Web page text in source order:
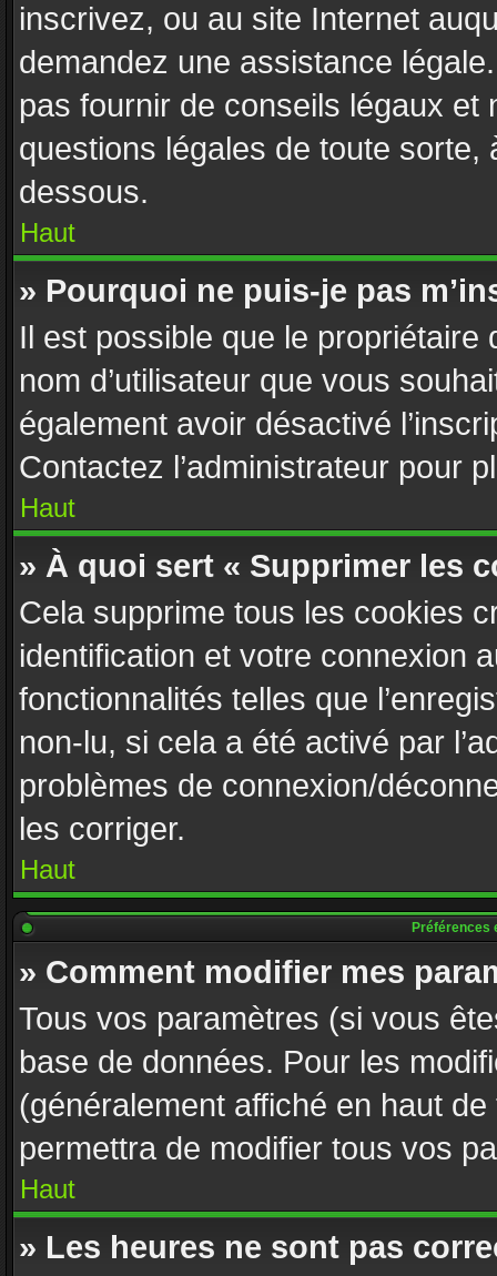
inscrivez, ou au site Internet
demandez une assistance
pas fournir de conseils légaux
questions légales de toute sorte,
dessous.
Haut
» Pourquoi ne puis-je pas
Il est possible que le propriétaire
nom d’utilisateur que vous
également avoir désactivé
Contactez l’administrateur pour
Haut
» À quoi sert « Supprimer les
Cela supprime tous les cookies
identification et votre connexion
fonctionnalités telles que
non-lu, si cela a été activé par
problèmes de connexion/
les corriger.
Haut
Préférences
» Comment modifier mes
Tous vos paramètres (si vous
base de données. Pour les
(généralement affiché en haut
permettra de modifier tous vos
Haut
» Les heures ne sont pas